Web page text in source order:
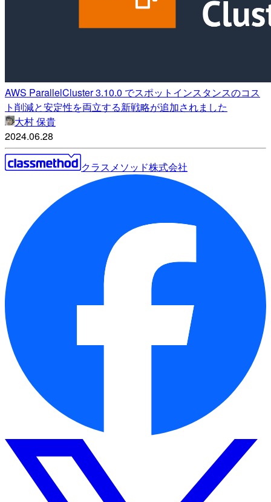
AWS ParallelCluster 3.10.0 でスポットインスタンスのコス
ト削減と安定性を両立する新戦略が追加されました
大村 保貴
2024.06.28
クラスメソッド株式会社